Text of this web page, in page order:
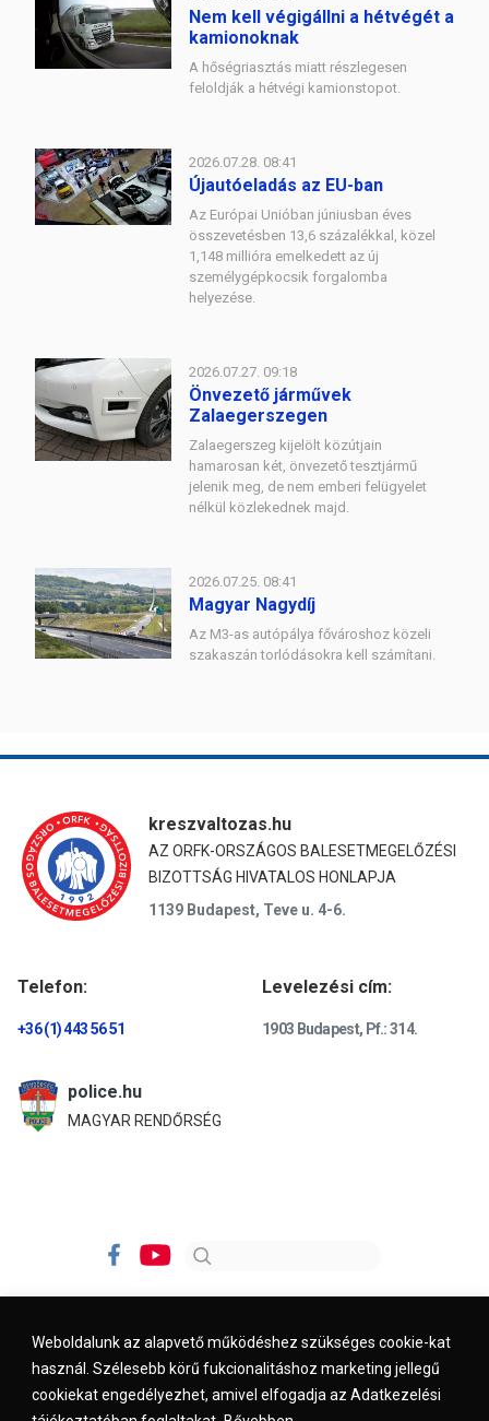
Weboldalunk az alapvető működéshez szükséges cookie-kat
használ. Szélesebb körű fukcionalitáshoz marketing jellegű
cookiekat engedélyezhet, amivel elfogadja az Adatkezelési
Nem kell végigállni a hétvégét a
kamionoknak
A hőségriasztás miatt részlegesen
feloldják a hétvégi kamionstopot.
2026.07.28. 08:41
Újautóeladás az EU-ban
Az Európai Unióban júniusban éves
összevetésben 13,6 százalékkal, közel
1,148 millióra emelkedett az új
személygépkocsik forgalomba
helyezése.
2026.07.27. 09:18
Önvezető járművek
Zalaegerszegen
Zalaegerszeg kijelölt közútjain
hamarosan két, önvezető tesztjármű
jelenik meg, de nem emberi felügyelet
nélkül közlekednek majd.
2026.07.25. 08:41
Magyar Nagydíj
Az M3-as autópálya fővároshoz közeli
szakaszán torlódásokra kell számítani.
kreszvaltozas.hu
AZ ORFK-ORSZÁGOS BALESETMEGELŐZÉSI
BIZOTTSÁG HIVATALOS HONLAPJA
1139 Budapest, Teve u. 4-6.
Telefon:
+36 (1) 443 56 51
Levelezési cím:
1903 Budapest, Pf.: 314.
police.hu
MAGYAR RENDŐRSÉG
Impresszum Kapcsolat Jogi nyilatkozat